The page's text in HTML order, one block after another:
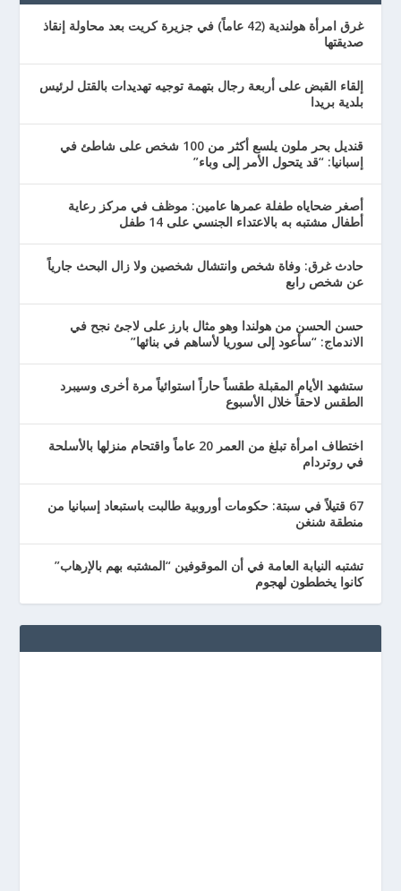
غرق امرأة هولندية (42 عاماً) في جزيرة كريت بعد محاولة إنقاذ
صديقتها
إلقاء القبض على أربعة رجال بتهمة توجيه تهديدات بالقتل لرئيس
بلدية بريدا
قنديل بحر ملون يلسع أكثر من 100 شخص على شاطئ في
إسبانيا: “قد يتحول الأمر إلى وباء”
أصغر ضحاياه طفلة عمرها عامين: موظف في مركز رعاية
أطفال مشتبه به بالاعتداء الجنسي على 14 طفل
حادث غرق: وفاة شخص وانتشال شخصين ولا زال البحث جارياً
عن شخص رابع
حسن الحسن من هولندا وهو مثال بارز على لاجئ نجح في
الاندماج: “سأعود إلى سوريا لأساهم في بنائها”
ستشهد الأيام المقبلة طقساً حاراً استوائياً مرة أخرى وسيبرد
الطقس لاحقاً خلال الأسبوع
اختطاف امرأة تبلغ من العمر 20 عاماً واقتحام منزلها بالأسلحة
في روتردام
67 قتيلاً في سبتة: حكومات أوروبية طالبت باستبعاد إسبانيا من
منطقة شنغن
تشتبه النيابة العامة في أن الموقوفين “المشتبه بهم بالإرهاب”
كانوا يخططون لهجوم